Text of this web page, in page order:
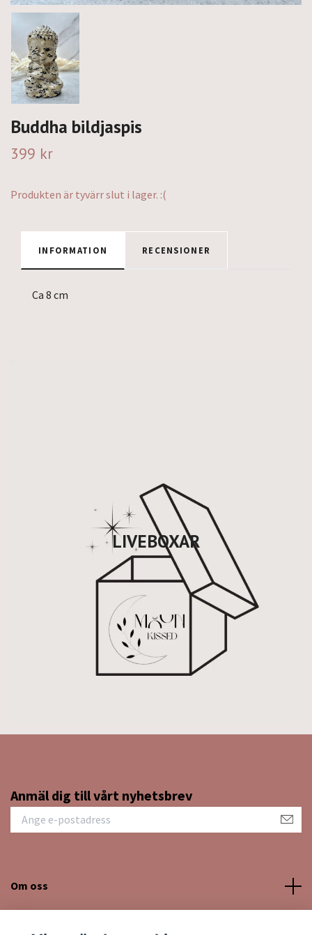
LIVEBOXAR
Buddha bildjaspis
399 kr
Produkten är tyvärr slut i lager. :(
INFORMATION RECENSIONER
Ca 8 cm
Anmäl dig till vårt nyhetsbrev
Om oss